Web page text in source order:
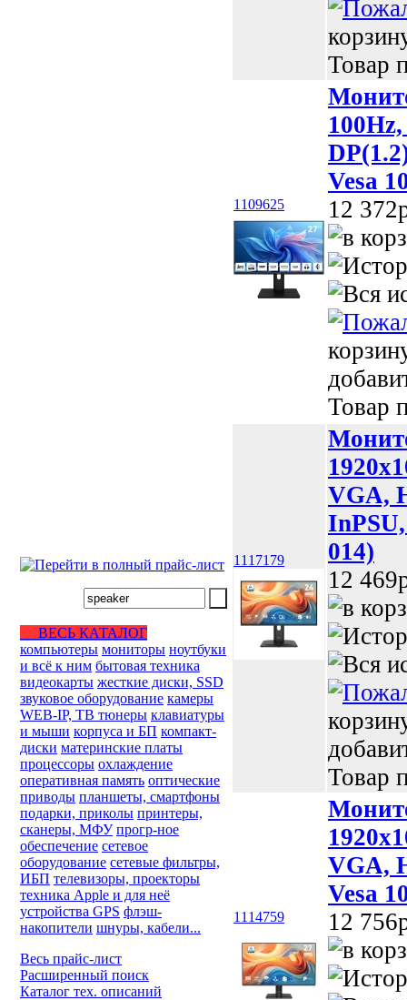
ВЕСЬ КАТАЛОГ
компьютеры мониторы ноутбуки
и всё к ним бытовая техника
видеокарты жесткие диски, SSD
звуковое оборудование камеры
WEB-IP, ТВ тюнеры клавиатуры
и мыши корпуса и БП компакт-
диски материнские платы
процессоры охлаждение
оперативная память оптические
приводы планшеты, смартфоны
подарки, приколы принтеры,
сканеры, МФУ прогр-ное
обеспечение сетевое
оборудование сетевые фильтры,
ИБП телевизоры, проекторы
техника Apple и для неё
устройства GPS флэш-
накопители шнуры, кабели...
Весь прайс-лист
Расширенный поиск
Каталог тех. описаний
Товар
1109625
Vesa
12
Товар
1117179
VGA,
014)
12
Товар
1114759
VGA,
Vesa
12